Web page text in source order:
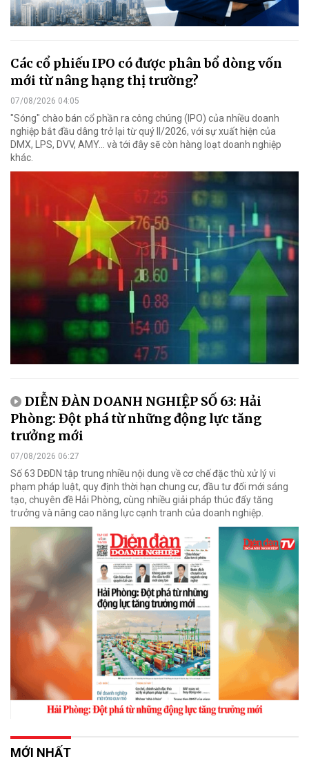
Các cổ phiếu IPO có được phân bổ dòng vốn
mới từ nâng hạng thị trường?
07/08/2026 04:05
"Sóng" chào bán cổ phần ra công chúng (IPO) của nhiều doanh
nghiệp bắt đầu dâng trở lại từ quý II/2026, với sự xuất hiện của
DMX, LPS, DVV, AMY... và tới đây sẽ còn hàng loạt doanh nghiệp
khác.
DIỄN ĐÀN DOANH NGHIỆP SỐ 63: Hải
Phòng: Đột phá từ những động lực tăng
trưởng mới
07/08/2026 06:27
Số 63 DĐDN tập trung nhiều nội dung về cơ chế đặc thù xử lý vi
phạm pháp luật, quy định thời hạn chung cư, đầu tư đổi mới sáng
tạo, chuyên đề Hải Phòng, cùng nhiều giải pháp thúc đẩy tăng
trưởng và nâng cao năng lực cạnh tranh của doanh nghiệp.
MỚI NHẤT